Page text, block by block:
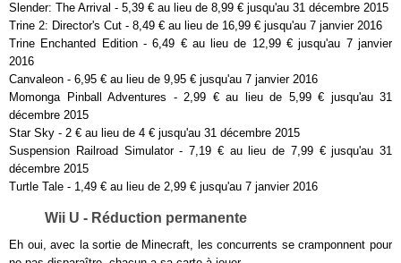
Slender: The Arrival - 5,39 € au lieu de 8,99 € jusqu'au 31 décembre 2015
Trine 2: Director's Cut - 8,49 € au lieu de 16,99 € jusqu'au 7 janvier 2016
Trine Enchanted Edition - 6,49 € au lieu de 12,99 € jusqu'au 7 janvier
2016
Canvaleon - 6,95 € au lieu de 9,95 € jusqu'au 7 janvier 2016
Momonga Pinball Adventures - 2,99 € au lieu de 5,99 € jusqu'au 31
décembre 2015
Star Sky - 2 € au lieu de 4 € jusqu'au 31 décembre 2015
Suspension Railroad Simulator - 7,19 € au lieu de 7,99 € jusqu'au 31
décembre 2015
Turtle Tale - 1,49 € au lieu de 2,99 € jusqu'au 7 janvier 2016
Wii U - Réduction permanente
Eh oui, avec la sortie de Minecraft, les concurrents se cramponnent pour